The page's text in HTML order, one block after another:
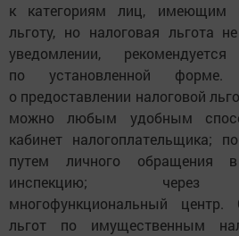
к категориям лиц, имеющим
льготу, но налоговая льгота
уведомлении,
по установленной форме.
о предоставлении налоговой
можно любым удобным
кабинет налогоплательщика;
путем личного обращения
инспекцию; через
многофункциональный
льгот по имущественным